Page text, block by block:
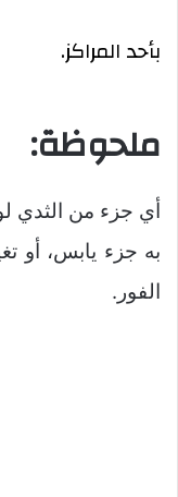
بأحد المراكز.
ملحوظة:
أي جزء من الثدي
به جزء يابس، أو
الفور.